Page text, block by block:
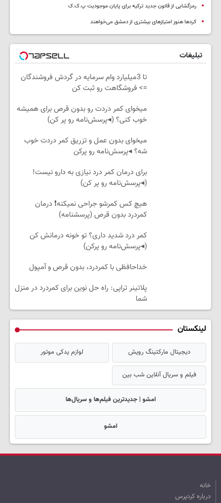
رمزگشایی از قانون جدید ترکیه برای پایان موجودیت پ.ک.ک
کردها هنوز امتیازهای بیشتری از دمشق می‌خواهند
تبلیغات
تا 3میلیارد وام سرمایه در گردش فروشندگان
=> فروشگاهت رو ثبت کن
میخوای کمر دردت رو بدون قرص برای همیشه
خوب کنی؟ (◂پرسش‌نامه رو پر کن)
میخوای بدون عمل و تزریق کمر دردت خوب
شه؟ ◂پرسش‌نامه رو پرکن
برای درمان کمر درد نیازی به دارو نیست!
(◂پرسش‌نامه رو پر کن)
هیچ کس کمرشو جراحی نمیکنه❗ درمان
کمردرد بدون قرص (پرسشنامه)
کمر درد شدید داری؟ تو خونه درمانش کن
(◂پرسش‌نامه رو پرکن)
خداحافظی با کمردرد، بدون قرص و آمپول
پلاتینر تراپی: راه حل نوین برای کمردرد در منزل
شما
لینکستان
دیجیتال مارکتینگ رویش لوازم یدکی موتور
فیلم و سریال آنلاین شب بین
امشو | جدیدترین فیلم‌ها و سریال‌ها
امشو
خانه
درباره کردپرس